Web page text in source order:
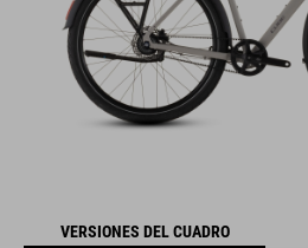
VERSIONES DEL CUADRO